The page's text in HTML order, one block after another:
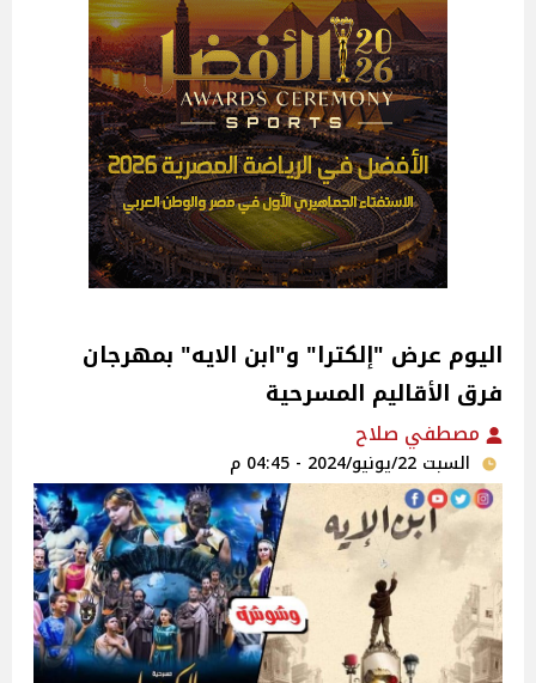
اليوم عرض "إلكترا" و"ابن الايه" بمهرجان
فرق الأقاليم المسرحية‎
مصطفي صلاح
السبت 22/يونيو/2024 - 04:45 م